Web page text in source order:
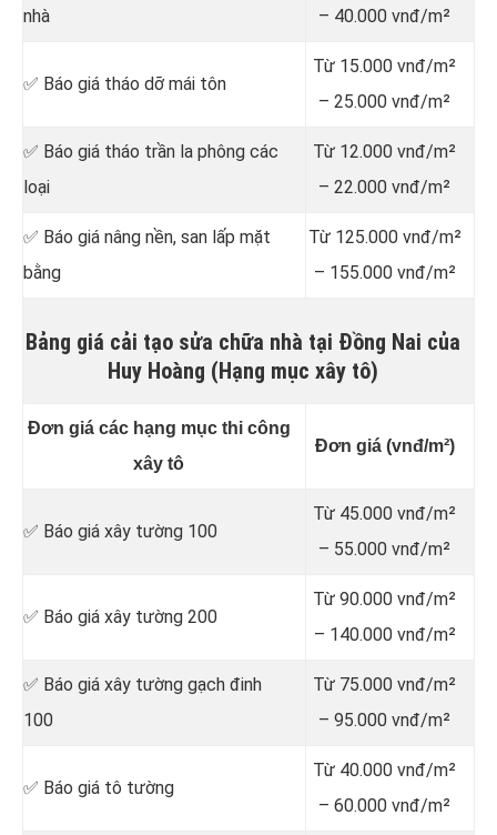
nhà
– 40.000 vnđ/m²
✅ Báo giá tháo dỡ mái tôn
Từ 15.000 vnđ/m²
– 25.000 vnđ/m²
✅ Báo giá tháo trần la phông các
loại
Từ 12.000 vnđ/m²
– 22.000 vnđ/m²
✅ Báo giá nâng nền, san lấp mặt
bằng
Từ 125.000 vnđ/m²
– 155.000 vnđ/m²
Bảng giá cải tạo sửa chữa nhà tại Đồng Nai của
Huy Hoàng (Hạng mục xây tô)
Đơn giá các hạng mục thi công
xây tô
Đơn giá (vnđ/m²)
✅ Báo giá xây tường 100
Từ 45.000 vnđ/m²
– 55.000 vnđ/m²
✅ Báo giá xây tường 200
Từ 90.000 vnđ/m²
– 140.000 vnđ/m²
✅ Báo giá xây tường gạch đinh
100
Từ 75.000 vnđ/m²
– 95.000 vnđ/m²
✅ Báo giá tô tường
Từ 40.000 vnđ/m²
– 60.000 vnđ/m²